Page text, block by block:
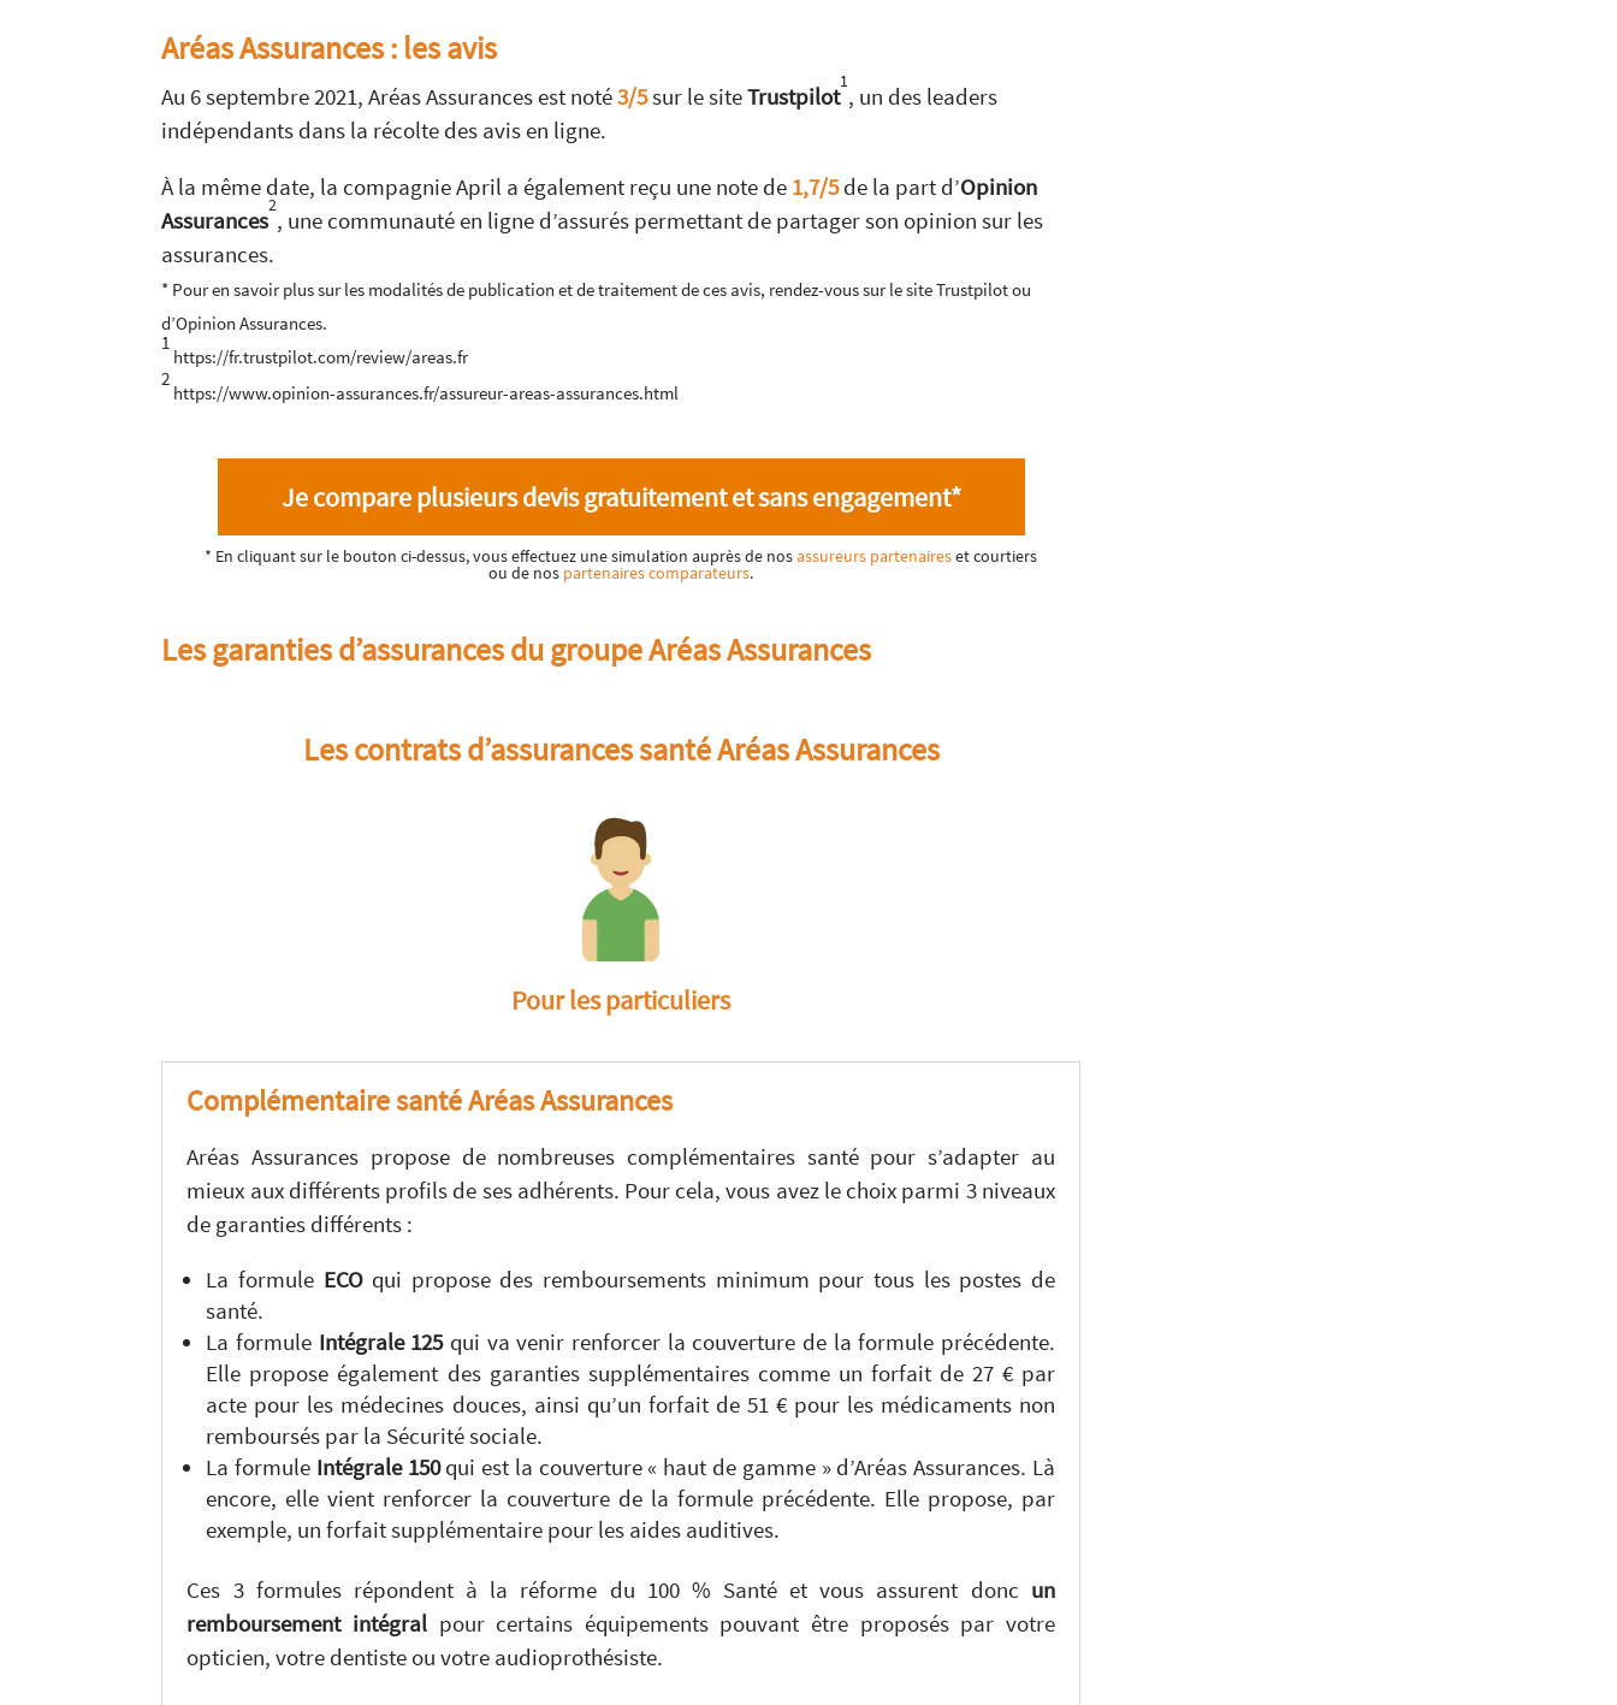
Aréas Assurances : les avis
Au 6 septembre 2021, Aréas Assurances est noté3/5sur le siteTrustpilot
1
, un des leaders
indépendants dans la récolte des avis en ligne.
À la même date, la compagnie April a également reçu une note de 1,7/5de la part d’Opinion
Assurances
2
, une communauté en ligne d’assurés permettant de partager son opinion sur les
assurances.
* Pour en savoir plus sur les modalités de publication et de traitement de ces avis, rendez-vous sur le site Trustpilot ou
d’Opinion Assurances.
1
https://fr.trustpilot.com/review/areas.fr
2
https://www.opinion-assurances.fr/assureur-areas-assurances.html
Je compare plusieurs devis gratuitement et sans engagement*
* En cliquant sur le bouton ci-dessus, vous effectuez une simulation auprès de nosassureurs partenaireset courtiers
ou de nos partenaires comparateurs.
Les garanties d’assurances du groupe Aréas Assurances
Les contrats d’assurances santé Aréas Assurances
Pour les particuliers
Complémentaire santé Aréas Assurances
Aréas Assurances propose de nombreuses complémentaires santé pour s’adapter au
mieux aux différents profils de ses adhérents. Pour cela, vous avez le choix parmi 3 niveaux
de garanties différents :
La formule ECOqui propose des remboursements minimum pour tous les postes de
santé.
La formule Intégrale 125qui va venir renforcer la couverture de la formule précédente.
Elle propose également des garanties supplémentaires comme un forfait de 27 € par
acte pour les médecines douces, ainsi qu’un forfait de 51 € pour les médicaments non
remboursés par la Sécurité sociale.
La formule Intégrale 150qui est la couverture « haut de gamme » d’Aréas Assurances. Là
encore, elle vient renforcer la couverture de la formule précédente. Elle propose, par
exemple, un forfait supplémentaire pour les aides auditives.
Ces 3 formules répondent à la réforme du 100 % Santé et vous assurent donc un
remboursement intégral pour certains équipements pouvant être proposés par votre
opticien, votre dentiste ou votre audioprothésiste.